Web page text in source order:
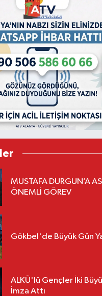
MUSTAFA DURGUN’A
ÖNEMLİ GÖREV
Gökbel'de Büyük Gün
ALKÜ'lü Gençler İki
İmza Attı